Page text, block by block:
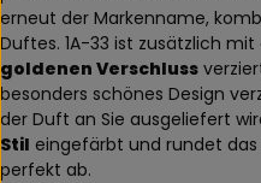
erneut der Markenname,
Duftes. 1A-33 ist zusätzlich
goldenen Verschluss
besonders schönes Design
der Duft an Sie ausgeliefert
Stil eingefärbt und rundet
perfekt ab.